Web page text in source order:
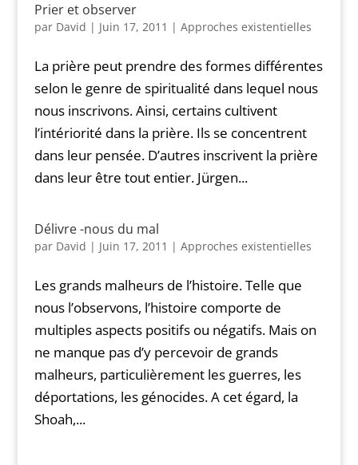
Prier et observer
par David | Juin 17, 2011 | Approches existentielles
La prière peut prendre des formes différentes
selon le genre de spiritualité dans lequel nous
nous inscrivons. Ainsi, certains cultivent
l’intériorité dans la prière. Ils se concentrent
dans leur pensée. D’autres inscrivent la prière
dans leur être tout entier. Jürgen...
Délivre -nous du mal
par David | Juin 17, 2011 | Approches existentielles
Les grands malheurs de l’histoire. Telle que
nous l’observons, l’histoire comporte de
multiples aspects positifs ou négatifs. Mais on
ne manque pas d’y percevoir de grands
malheurs, particulièrement les guerres, les
déportations, les génocides. A cet égard, la
Shoah,...